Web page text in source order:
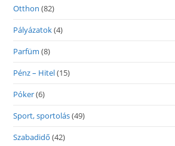
Otthon (82)
Pályázatok(4)
Parfüm (8)
Pénz – Hitel(15)
Póker(6)
Sport, sportolás(49)
Szabadidő (42)